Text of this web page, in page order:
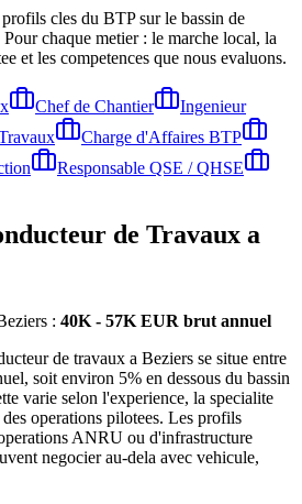
cles du BTP sur le bassin de
Pour chaque metier : le marche local, la
et les competences que nous evaluons.
Chef de Chantier
Ingenieur
Charge d'Affaires BTP
Responsable QSE / QHSE
de Travaux a
: 40K - 57K EUR brut annuel
de travaux a Beziers se situe entre
soit environ 5% en dessous du bassin
varie selon l'experience, la specialite
operations pilotees. Les profils
ANRU ou d'infrastructure
negocier au-dela avec vehicule,